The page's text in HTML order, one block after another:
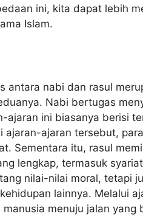
ini, kita dapat lebih
Islam.
antara nabi dan rasul
Nabi bertugas
ajaran ini biasanya berisi
ajaran-ajaran tersebut,
Sementara itu, rasul
lengkap, termasuk
nilai-nilai moral, tetapi
lainnya. Melalui
menuju jalan